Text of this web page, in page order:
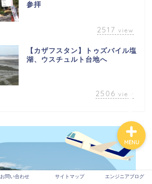
参拝
2517 view
【カザフスタン】トゥズバイル塩
湖、ウスチュルト台地へ
2506 view
お問い合わせ サイトマップ エンジニアブログ
MENU
お問い合わせ
サイトマップ